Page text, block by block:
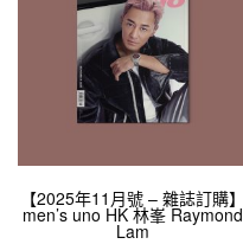
【2025年11月號 – 雜誌訂購】
men’s uno HK 林峯 Raymond
Lam